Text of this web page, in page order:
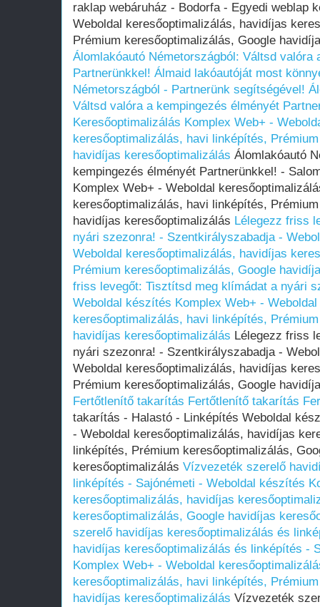
raklap webáruház - Bodorfa - Egyedi weblap
Weboldal keresőoptimalizálás, havidíjas
Prémium keresőoptimalizálás, Google
Álomlakóautó Németországból: Váltsd valóra
Partnerünkkel! Álmaid lakóautóját most
Németországból - Partnerünk segítségével!
Váltsd valóra a kempingezés élményét
Keresőoptimalizálás Komplex Web+ -
keresőoptimalizálás, havi linképítés,
havidíjas keresőoptimalizálás Álomlakóautó
kempingezés élményét Partnerünkkel! -
Komplex Web+ - Weboldal
keresőoptimalizálás, havi linképítés,
havidíjas keresőoptimalizálás Lélegezz friss
nyári szezonra! - Szentkirályszabadja -
Weboldal keresőoptimalizálás, havidíjas
Prémium keresőoptimalizálás, Google
friss levegőt: Tisztítsd meg klímádat a nyári
Weboldal készítés Komplex Web+ -
keresőoptimalizálás, havi linképítés,
havidíjas keresőoptimalizálás Lélegezz friss
nyári szezonra! - Szentkirályszabadja -
Weboldal keresőoptimalizálás, havidíjas
Prémium keresőoptimalizálás, Google
Fertőtlenítő takarítás Fertőtlenítő takarítás
takarítás - Halastó - Linképítés Weboldal
- Weboldal keresőoptimalizálás, havidíjas
linképítés, Prémium keresőoptimalizálás,
keresőoptimalizálás Vízvezeték szerelő
linképítés - Sajónémeti - Weboldal készítés
keresőoptimalizálás, havidíjas
keresőoptimalizálás, Google havidíjas
szerelő havidíjas keresőoptimalizálás és
havidíjas keresőoptimalizálás és linképítés -
Komplex Web+ - Weboldal
keresőoptimalizálás, havi linképítés,
havidíjas keresőoptimalizálás Vízvezeték